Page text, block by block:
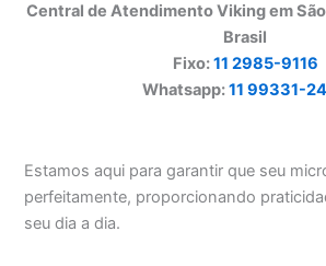
Central de Atendimento Viking em
Brasil
Fixo:11 2985-9116
Whatsapp:11 99331-
Estamos aqui para garantir que seu
perfeitamente, proporcionando
seu dia a dia.